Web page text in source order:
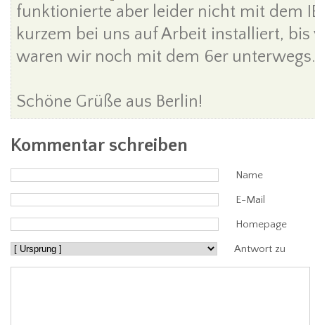
funktionierte aber leider nicht mit dem
kurzem bei uns auf Arbeit installiert,
waren wir noch mit dem 6er unterwegs.
Schöne Grüße aus Berlin!
Kommentar schreiben
Name
E-Mail
Homepage
Antwort zu